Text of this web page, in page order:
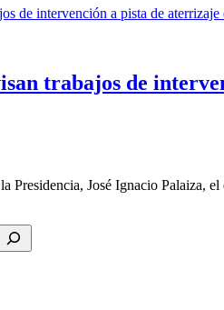
trabajos de
Presidencia, José Ignacio